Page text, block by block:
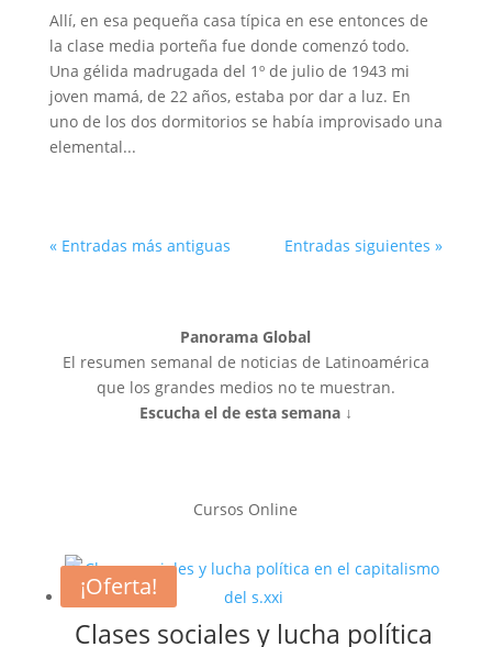
Allí, en esa pequeña casa típica en ese entonces de
la clase media porteña fue donde comenzó todo.
Una gélida madrugada del 1º de julio de 1943 mi
joven mamá, de 22 años, estaba por dar a luz. En
uno de los dos dormitorios se había improvisado una
elemental...
« Entradas más antiguas Entradas siguientes »
Panorama Global
El resumen semanal de noticias de Latinoamérica
que los grandes medios no te muestran.
Escucha el de esta semana ↓
Cursos Online
Clases sociales y lucha política
¡Oferta!